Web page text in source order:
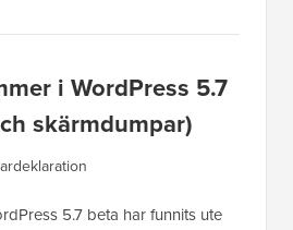
i WordPress 5.7
skärmdumpar)
5.7 beta har funnits ute